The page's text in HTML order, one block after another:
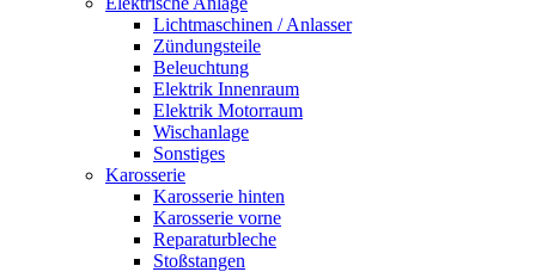
Lichtmaschinen / Anlasser
Zündungsteile
Beleuchtung
Elektrik Innenraum
Elektrik Motorraum
Wischanlage
Sonstiges
Karosserie
Karosserie hinten
Karosserie vorne
Reparaturbleche
Stoßstangen